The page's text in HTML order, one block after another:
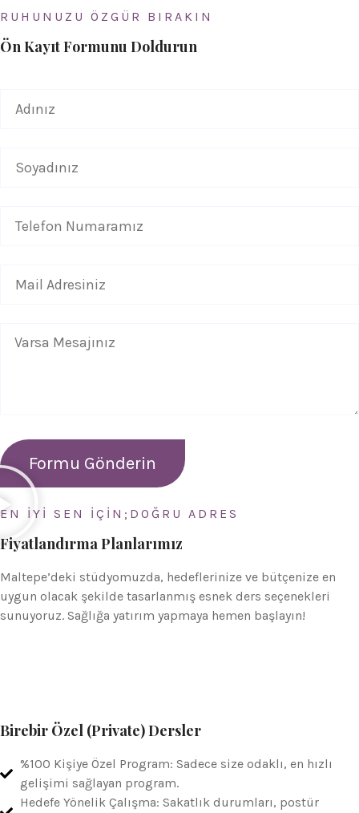
RUHUNUZU ÖZGÜR BIRAKIN
Ön Kayıt Formunu Doldurun
EN İYİ SEN İÇİN;DOĞRU ADRES
Fiyatlandırma Planlarımız
Maltepe’deki stüdyomuzda, hedeflerinize ve bütçenize en
uygun olacak şekilde tasarlanmış esnek ders seçenekleri
sunuyoruz. Sağlığa yatırım yapmaya hemen başlayın!
Birebir Özel (Private) Dersler
%100 Kişiye Özel Program: Sadece size odaklı, en hızlı
gelişimi sağlayan program.
Hedefe Yönelik Çalışma: Sakatlık durumları, postür